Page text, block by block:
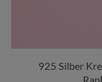
925 Silber